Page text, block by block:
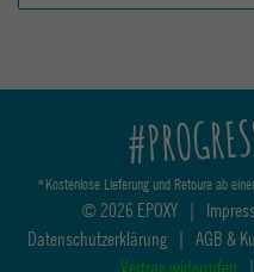
*Kostenlose Lieferung und Retoure ab
© 2026 EPOXY |
Datenschutzerklärung | AGB &
Vertrag widerrufen |